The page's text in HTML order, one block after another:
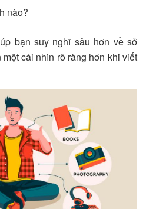
nào?
bạn suy nghĩ sâu hơn về sở
cái nhìn rõ ràng hơn khi viết